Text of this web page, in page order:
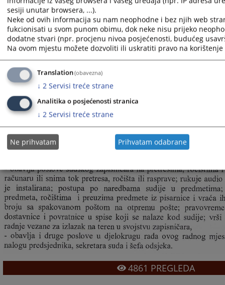
4861 PREGLEDA
sesiji unutar browsera, ...).
Neke od ovih informacija su nam neophodne i bez njih web
fukcionisati u svom punom obimu, dok neke nisu prijeko
dodatne stvari (npr. procjenu nivoa posjećenosti, budućeg
Na ovom mjestu možete dozvoliti ili uskratiti pravo na
Translation(obavezna)
↓ 2 Servisi treće strane
Analitika o posjećenosti stranica
↓ 2 Servisi treće strane
Ne prihvatam Prihvatam odabrane